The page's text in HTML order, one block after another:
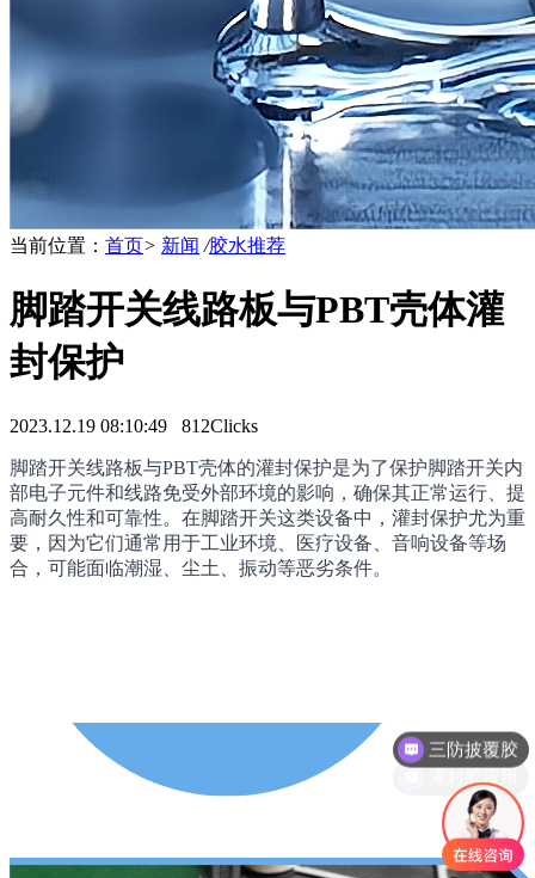
当前位置： 首页> 新闻 /胶水推荐
脚踏开关线路板与PBT壳体灌
封保护
2023.12.19 08:10:49 812Clicks
脚踏开关线路板与PBT壳体的灌封保护是为了保护脚踏开关内
部电子元件和线路免受外部环境的影响，确保其正常运行、提
高耐久性和可靠性。在脚踏开关这类设备中，灌封保护尤为重
要，因为它们通常用于工业环境、医疗设备、音响设备等场
合，可能面临潮湿、尘土、振动等恶劣条件。
灌封胶应用